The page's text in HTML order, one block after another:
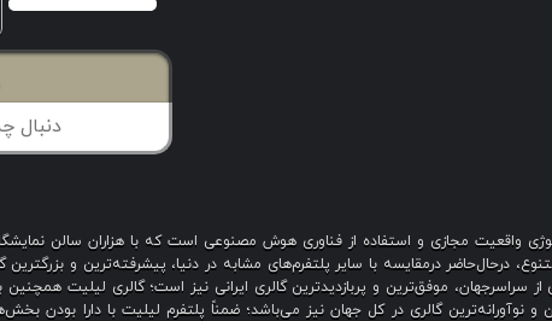
واقعیت مجازی و استفاده از فناوری هوش مصنوعی است که با هزاران سالن
درحال‌حاضر درمقایسه با سایر پلتفرم‌های مشابه در دنیا، پیشرفته‌ترین و بزرگترین
از سراسرجهان، موفق‌ترین و پربازدیدترین گالری ایرانی نیز است؛ گالری لیلیت
نوآورانه‌ترین گالری در کل جهان نیز می‌باشد؛ ضمناً پلتفرم لیلیت با دارا بودن